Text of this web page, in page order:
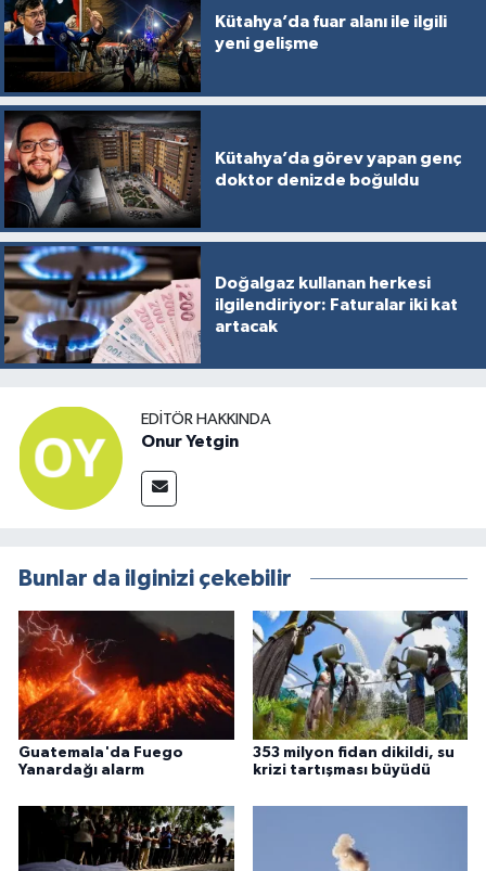
Kütahya’da fuar alanı ile ilgili
yeni gelişme
Kütahya’da görev yapan genç
doktor denizde boğuldu
Doğalgaz kullanan herkesi
ilgilendiriyor: Faturalar iki kat
artacak
EDITÖR HAKKINDA
Onur Yetgin
Bunlar da ilginizi çekebilir
Guatemala'da Fuego
Yanardağı alarm
353 milyon fidan dikildi, su
krizi tartışması büyüdü